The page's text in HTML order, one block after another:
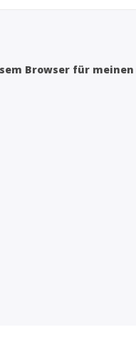
Browser für